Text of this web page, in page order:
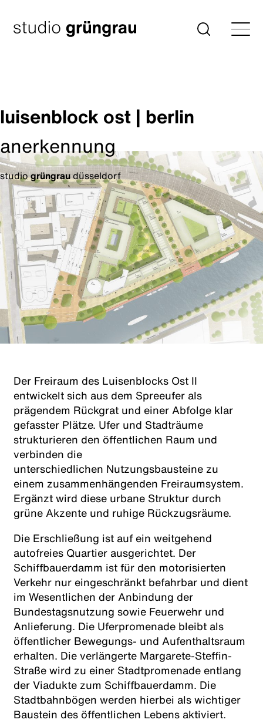
Inhalt
springen
Startseite Suche
luisenblock ost | berlin
anerkennung
studiogrüngraudüsseldorf
Der Freiraum des Luisenblocks Ost II
entwickelt sich aus dem Spreeufer als
prägendem Rückgrat und einer Abfolge klar
gefasster Plätze. Ufer und Stadträume
strukturieren den öffentlichen Raum und
verbinden die
unterschiedlichen Nutzungsbausteine zu
einem zusammenhängenden Freiraumsystem.
Ergänzt wird diese urbane Struktur durch
grüne Akzente und ruhige Rückzugsräume.
Die Erschließung ist auf ein weitgehend
autofreies Quartier ausgerichtet. Der
Schiffbauerdamm ist für den motorisierten
Verkehr nur eingeschränkt befahrbar und dient
im Wesentlichen der Anbindung der
Bundestagsnutzung sowie Feuerwehr und
Anlieferung. Die Uferpromenade bleibt als
öffentlicher Bewegungs- und Aufenthaltsraum
erhalten. Die verlängerte Margarete-Steffin-
Straße wird zu einer Stadtpromenade entlang
der Viadukte zum Schiffbauerdamm. Die
Stadtbahnbögen werden hierbei als wichtiger
Baustein des öffentlichen Lebens aktiviert.